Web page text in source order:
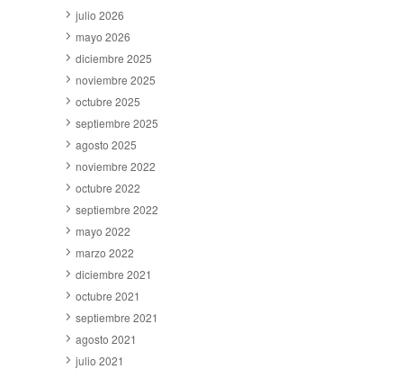
julio 2026
mayo 2026
diciembre 2025
noviembre 2025
octubre 2025
septiembre 2025
agosto 2025
noviembre 2022
octubre 2022
septiembre 2022
mayo 2022
marzo 2022
diciembre 2021
octubre 2021
septiembre 2021
agosto 2021
julio 2021